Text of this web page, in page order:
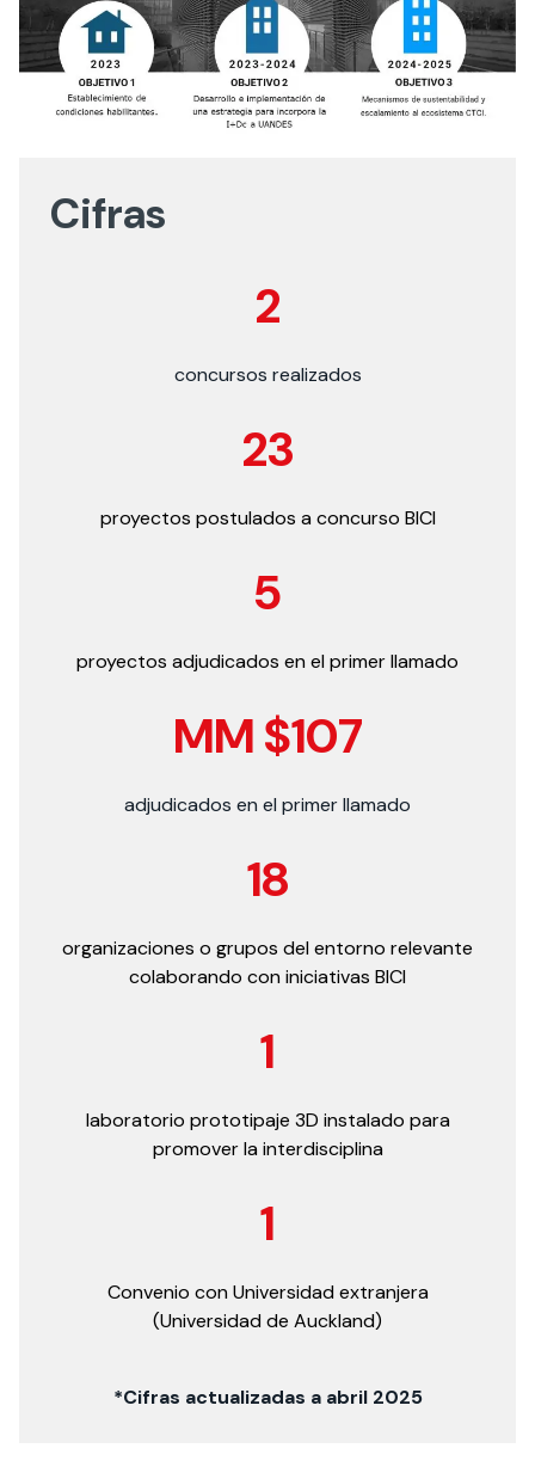
Cifras
2
concursos realizados
23
proyectos postulados a concurso BICI
5
proyectos adjudicados en el primer llamado
MM $107
adjudicados en el primer llamado
18
organizaciones o grupos del entorno relevante
colaborando con iniciativas BICI
1
laboratorio prototipaje 3D instalado para
promover la interdisciplina
1
Convenio con Universidad extranjera
(Universidad de Auckland)
*Cifras actualizadas a abril 2025